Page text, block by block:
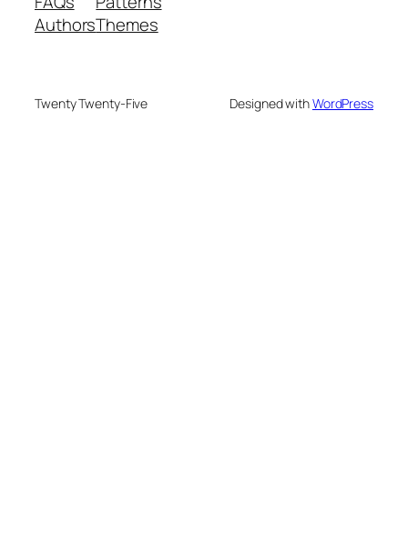
AuthorsThemes
Twenty Twenty-Five Designed withWordPress